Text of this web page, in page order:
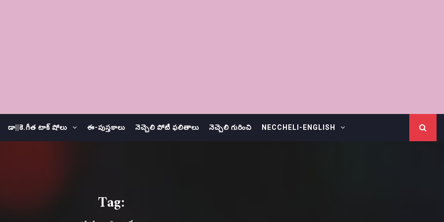
డా||కె.గీత టాక్ షోలు ఈ-పుస్తకాలు నెచ్చెలి పోటీ ఫలితాలు నెచ్చెలి గురించి NECCHELI-ENGLISH
Tag: